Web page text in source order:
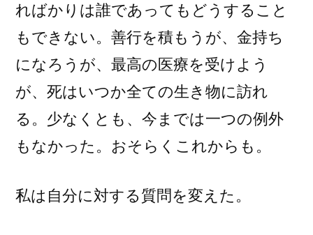
ればかりは誰であってもどうすること
もできない。善行を積もうが、金持ち
になろうが、最高の医療を受けよう
が、死はいつか全ての生き物に訪れ
る。少なくとも、今までは一つの例外
もなかった。おそらくこれからも。
私は自分に対する質問を変えた。